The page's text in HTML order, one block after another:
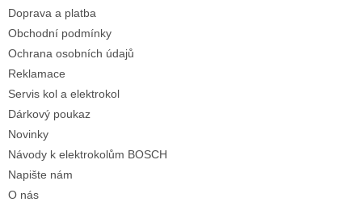
Doprava a platba
Obchodní podmínky
Ochrana osobních údajů
Reklamace
Servis kol a elektrokol
Dárkový poukaz
Novinky
Návody k elektrokolům BOSCH
Napište nám
O nás